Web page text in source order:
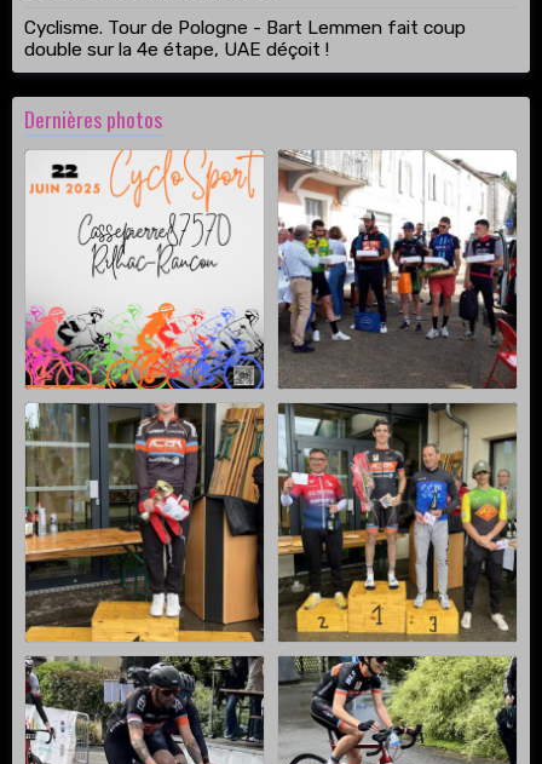
Cyclisme. Tour de Pologne - Bart Lemmen fait coup
double sur la 4e étape, UAE déçoit !
Dernières photos